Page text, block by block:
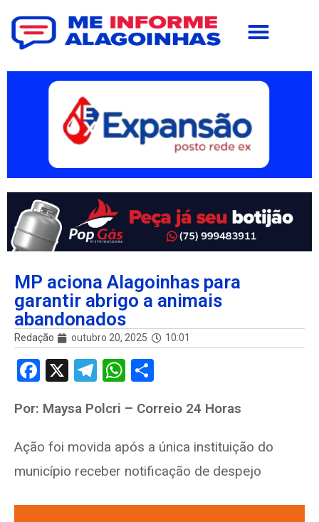
MP aciona Alagoinhas para
garantir abrigo a animais
abandonados
Redação outubro 20, 2025 10:01
F
ce
b
o
o
k
X
T
e
gr
a
m
W
at
s
A
p
p
ar
e
Por: Maysa Polcri – Correio 24 Horas
Ação foi movida após a única instituição do
município receber notificação de despejo